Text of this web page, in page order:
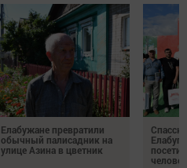
Елабужане превратили
обычный палисадник на
улице Азина в цветник
человек